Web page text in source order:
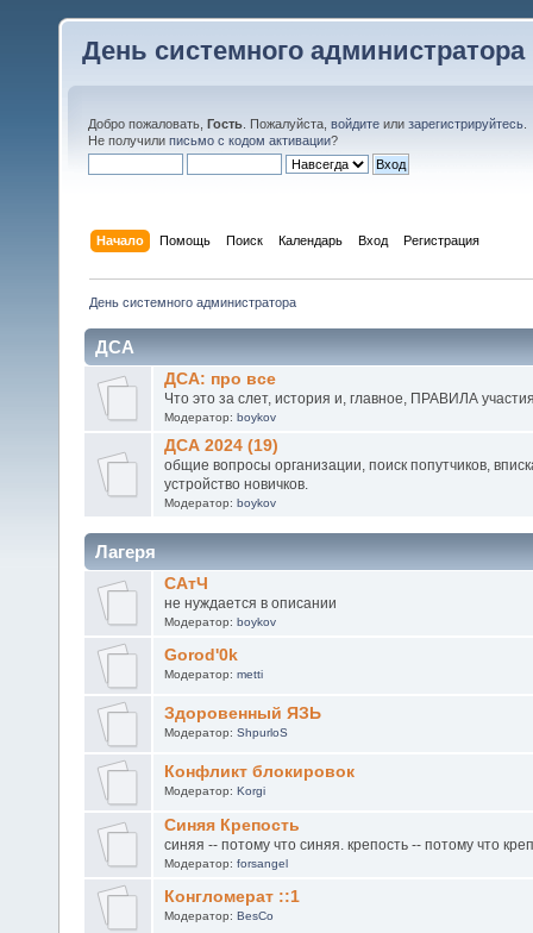
День системного администратора
Добро пожаловать, Гость . Пожалуйста, войдите или зарегистрируйтесь
Не получили письмо с кодом активации?
Начало Помощь Поиск Календарь Вход Регистрация
День системного администратора
ДСА
ДСА: про все
Что это за слет, история и, главное, ПРАВИЛА
Модератор: boykov
ДСА 2024 (19)
общие вопросы организации, поиск попутчиков,
устройство новичков.
Модератор: boykov
Лагеря
САтЧ
не нуждается в описании
Модератор: boykov
Gorod'0k
Модератор: metti
Здоровенный ЯЗЬ
Модератор: ShpurloS
Конфликт блокировок
Модератор: Korgi
Синяя Крепость
синяя -- потому что синяя. крепость -- потому что
Модератор: forsangel
Конгломерат ::1
Модератор: BesCo